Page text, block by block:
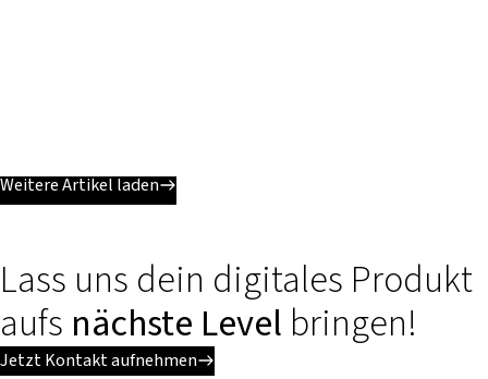
Weitere Artikel laden
Lass uns dein digitales Produkt
aufs nächste Level bringen!
Jetzt Kontakt aufnehmen